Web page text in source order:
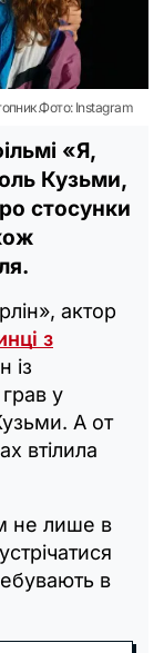
Instagram
«Я,
Кузьми,
стосунки
актор
з
із
у
А от
втілила
не лише в
в